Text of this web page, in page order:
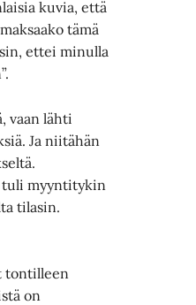
kuvia, että
tämä
ettei minulla
vaan lähti
Ja niitähän
tuli myyntitykin
tilasin.
tontilleen
on